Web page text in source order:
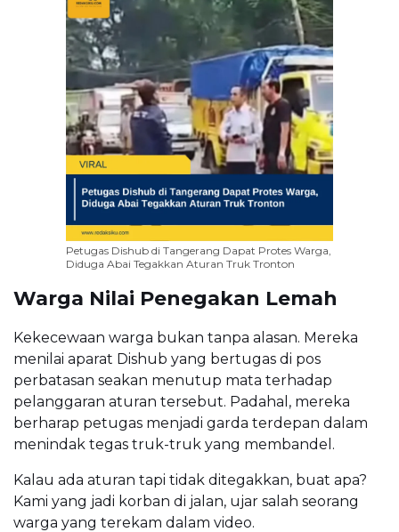
Petugas Dishub di Tangerang Dapat Protes Warga,
Diduga Abai Tegakkan Aturan Truk Tronton
Warga Nilai Penegakan Lemah
Kekecewaan warga bukan tanpa alasan. Mereka
menilai aparat Dishub yang bertugas di pos
perbatasan seakan menutup mata terhadap
pelanggaran aturan tersebut. Padahal, mereka
berharap petugas menjadi garda terdepan dalam
menindak tegas truk-truk yang membandel.
Kalau ada aturan tapi tidak ditegakkan, buat apa?
Kami yang jadi korban di jalan, ujar salah seorang
warga yang terekam dalam video.